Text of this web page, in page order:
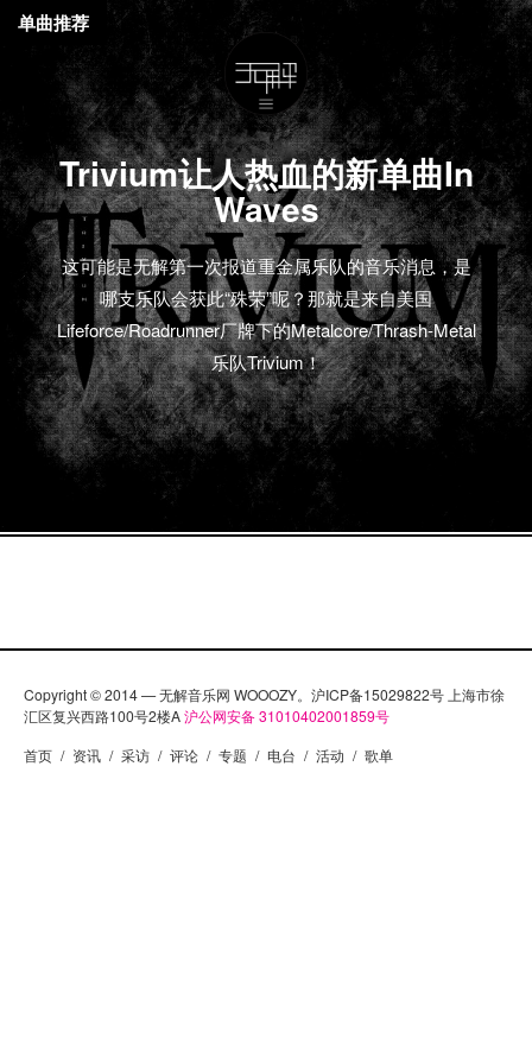
Trivium让人热血的新单曲In
Waves
这可能是无解第一次报道重金属乐队的音乐消息，是
哪支乐队会获此“殊荣”呢？那就是来自美国
Lifeforce/Roadrunner厂牌下的Metalcore/Thrash-Metal
乐队Trivium！
单曲推荐
Copyright © 2014 — 无解音乐网 WOOOZY。沪ICP备15029822号 上海市徐
汇区复兴西路100号2楼A沪公网安备 31010402001859号
首页 / 资讯 / 采访 / 评论 / 专题 / 电台 / 活动 / 歌单